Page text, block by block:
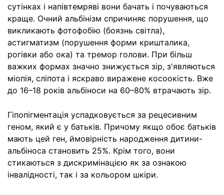
сутінках і напівтемряві вони бачать і почуваються
краще. Очний альбінізм спричиняє порушення, що
викликають фотофобію (боязнь світла),
астигматизм (порушення форми кришталика,
рогівки або ока) та тремор голови. При більш
важких формах значно знижується зір, з'являються
міопія, сліпота і яскраво виражене косоокість. Вже
до 16–18 років альбіноси на 60–80% втрачають зір.
Гіпопігментація успадковується за рецесивним
геном, який є у батьків. Причому якщо обоє батьків
мають цей ген, ймовірність народження дитини-
альбіноса становить 25%. Крім того, вони
стикаються з дискримінацією як за ознакою
інвалідності, так і за кольором шкіри.